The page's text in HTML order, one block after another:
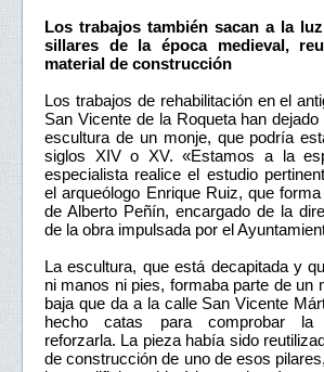
Los trabajos también sacan a la
sillares de la época medieval,
material de construcción
Los trabajos de rehabilitación en el
San Vicente de la Roqueta han
escultura de un monje, que podría
siglos XIV o XV. «Estamos a la
especialista realice el estudio
el arqueólogo Enrique Ruiz, que
de Alberto Peñín, encargado de la
de la obra impulsada por el
La escultura, que está decapitada y
ni manos ni pies, formaba parte de un
baja que da a la calle San Vicente
hecho catas para comprobar la
reforzarla. La pieza había sido
de construcción de uno de esos